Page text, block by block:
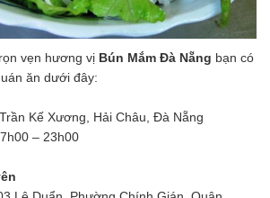
vẹn hương vị Bún Mắm Đà Nẵng bạn có
ăn dưới đây:
Kế Xương, Hải Châu, Đà Nẵng
– 23h00